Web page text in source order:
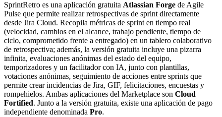
SprintRetro es una aplicación gratuita Atlassian Forge de Agile
Pulse que permite realizar retrospectivas de sprint directamente
desde Jira Cloud. Recopila métricas de sprint en tiempo real
(velocidad, cambios en el alcance, trabajo pendiente, tiempo de
ciclo, comprometido frente a entregado) en un tablero colaborativo
de retrospectiva; además, la versión gratuita incluye una pizarra
infinita, evaluaciones anónimas del estado del equipo,
temporizadores y un facilitador con IA, junto con plantillas,
votaciones anónimas, seguimiento de acciones entre sprints que
permite crear incidencias de Jira, GIF, felicitaciones, encuestas y
rompehielos. Ambas aplicaciones del Marketplace son Cloud
Fortified. Junto a la versión gratuita, existe una aplicación de pago
independiente denominada Pro.